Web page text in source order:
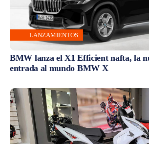
LANZAMIENTOS
BMW lanza el X1 Efficient nafta, la
entrada al mundo BMW X